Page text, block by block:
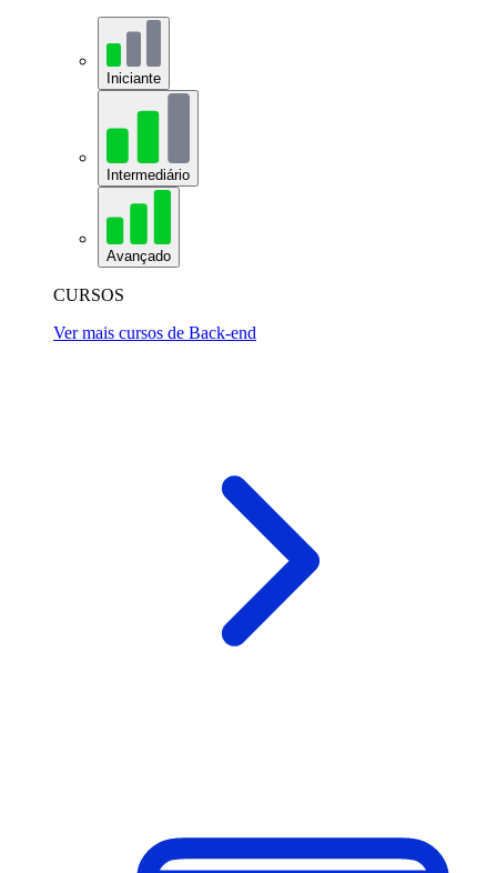
Iniciante
Intermediário
Avançado
CURSOS
Ver mais cursos de Back-end